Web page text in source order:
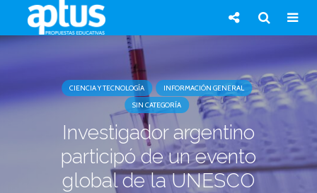
CIENCIA Y TECNOLOGÍA
INFORMACIÓN GENERAL
SIN CATEGORÍA
Investigador argentino
participó de un evento
global de la UNESCO